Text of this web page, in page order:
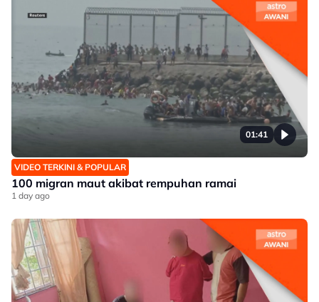
01:41
VIDEO TERKINI & POPULAR
100 migran maut akibat rempuhan ramai
1 day ago